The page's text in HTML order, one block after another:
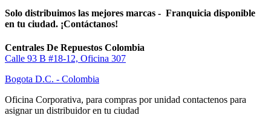
Solo distribuimos las mejores marcas - Franquicia disponible
en tu ciudad. ¡Contáctanos!
Centrales De Repuestos Colombia
Calle 93 B #18-12, Oficina 307
Bogota D.C. - Colombia
Oficina Corporativa, para compras por unidad contactenos para
asignar un distribuidor en tu ciudad